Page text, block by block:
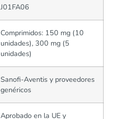
J01FA06
Comprimidos: 150 mg (10
unidades), 300 mg (5
unidades)
Sanofi-Aventis y proveedores
genéricos
Aprobado en la UE y